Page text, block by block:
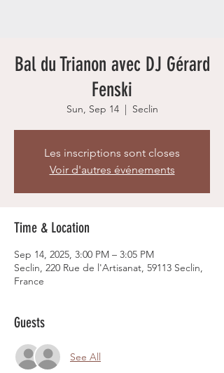
Bal du Trianon avec DJ Gérard
Fenski
Sun, Sep 14
  |
Seclin
Les inscriptions sont closes
Voir d'autres événements
Time & Location
Sep 14, 2025, 3:00 PM – 3:05 PM
Seclin, 220 Rue de l'Artisanat, 59113 Seclin,
France
Guests
See All